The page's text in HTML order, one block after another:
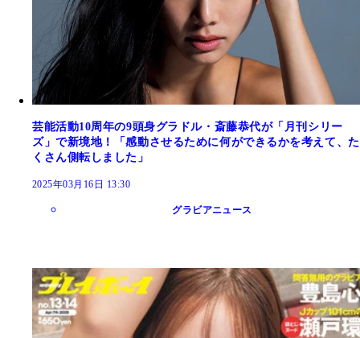
芸能活動10周年の9頭身グラドル・斎藤恭代が「月刊シリー
ズ」で新境地！「感動させるために何ができるかを考えて、た
くさん側転しました」
2025年03月16日 13:30
グラビアニュース